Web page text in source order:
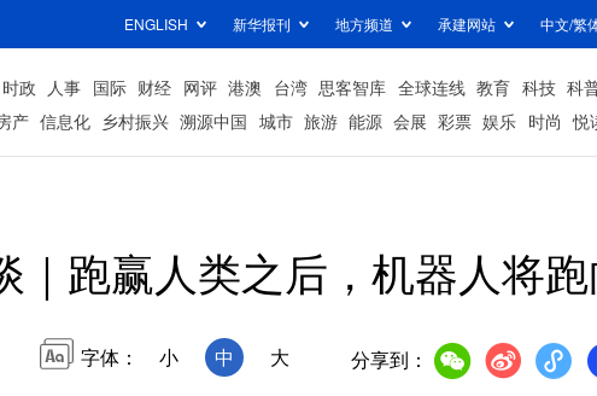
ENGLISH 新华报刊 地方频道 承建网站 中文/繁
时政 人事 国际 财经 网评 港澳 台湾 思客智库 全球连线 教育 科技 科
产 信息化 乡村振兴 溯源中国 城市 旅游 能源 会展 彩票 娱乐 时尚 悦
｜跑赢人类之后，机器人将跑
字体： 小 中 大 分享到：